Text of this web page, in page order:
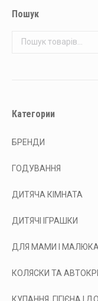
Пошук
Категории
БРЕНДИ
ГОДУВАННЯ
ДИТЯЧА КІМНАТА
ДИТЯЧІ ІГРАШКИ
ДЛЯ МАМИ І МАЛЮКА
КОЛЯСКИ ТА